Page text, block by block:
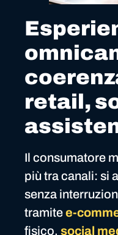
retail,
Il consumatore
più tra canali: si
senza
tramitee-
fisico, social